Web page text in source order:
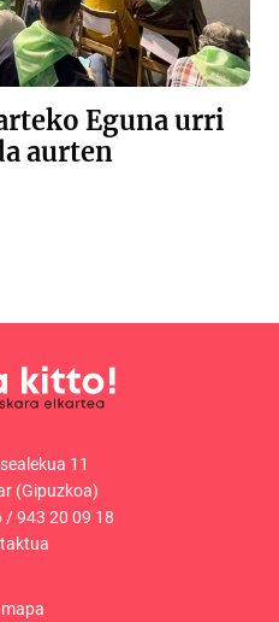
Eguna urri
aurten
11
(Gipuzkoa)
/943 20 09 18